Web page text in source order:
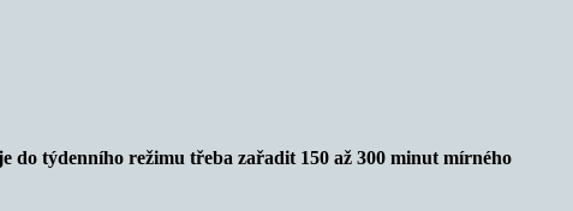
do týdenního režimu třeba zařadit 150 až 300 minut mírného